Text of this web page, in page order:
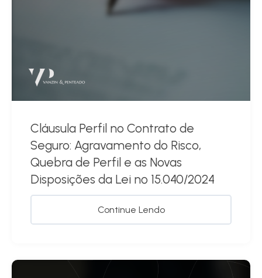
Cláusula Perfil no Contrato de
Seguro: Agravamento do Risco,
Quebra de Perfil e as Novas
Disposições da Lei nº 15.040/2024
Continue Lendo